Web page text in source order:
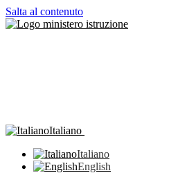
Salta al contenuto
Italiano
Italiano
English